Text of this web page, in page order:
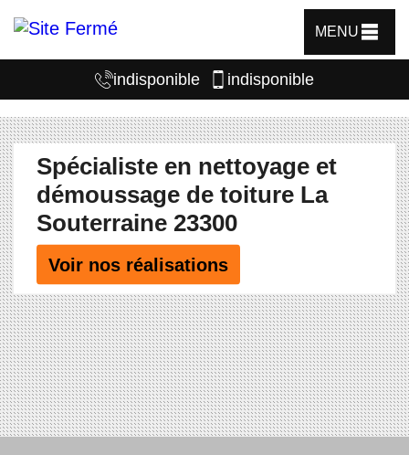
MENU
indisponible indisponible
Spécialiste en nettoyage et
démoussage de toiture La
Souterraine 23300
Voir nos réalisations